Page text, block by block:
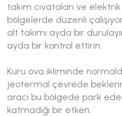
takım cıvataları ve
bölgelerde düzenli
alt takımı ayda bir
ayda bir kontrol ettirin.
Kuru ova ikliminde
jeotermal çevrede
aracı bu bölgede park
katmadığı bir etken.